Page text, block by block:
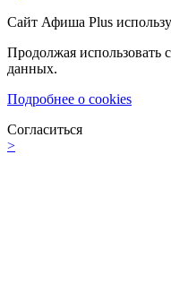
Сайт Афиша Plus
Продолжая использовать
данных.
Подробнее о cookies
Согласиться
>